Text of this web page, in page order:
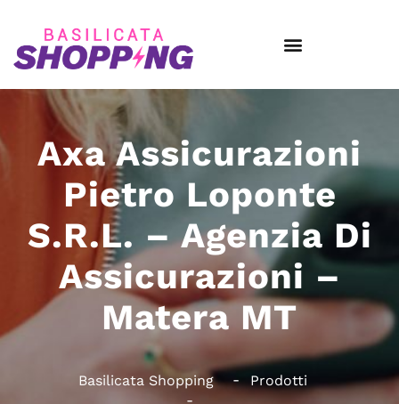
Axa Assicurazioni
Pietro Loponte
S.R.L. – Agenzia Di
Assicurazioni –
Matera MT
Basilicata Shopping Prodotti